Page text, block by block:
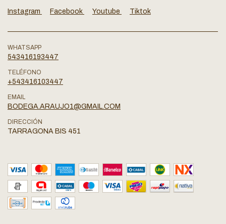
Instagram Facebook Youtube Tiktok
WHATSAPP
543416193447
TELÉFONO
+543416103447
EMAIL
BODEGA.ARAUJO1@GMAIL.COM
DIRECCIÓN
TARRAGONA BIS 451